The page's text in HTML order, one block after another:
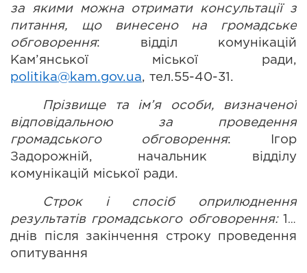
за якими можна отримати консультації з
питання, що винесено на громадське
обговорення: відділ комунікацій
politika@kam.gov.ua, тел.55-40-31.
Прізвище та ім’я особи, визначеної
відповідальною за проведення
громадського обговорення: Ігор
Задорожній, начальник відділу
комунікацій міської ради.
Строк і спосіб оприлюднення
результатів громадського обговорення: 14
днів після закінчення строку проведення
опитування